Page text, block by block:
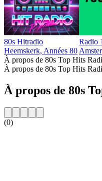
80s Hitradio
Heemskerk, Années 80
Radio
À propos de 80s Top Hits
À propos de 80s Top Hits
À propos de 80s
(0)